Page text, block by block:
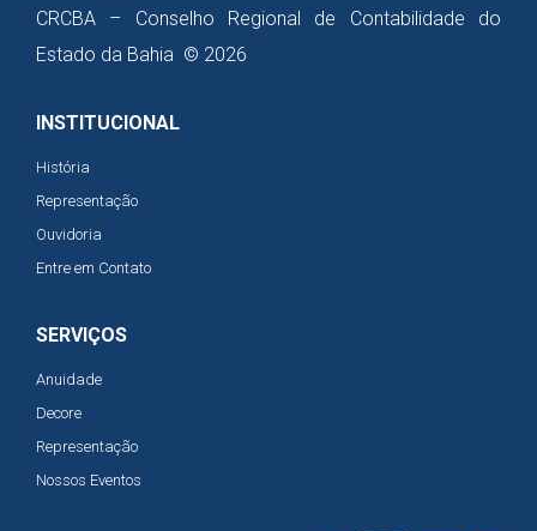
CRCBA – Conselho Regional de Contabilidade do
Estado da Bahia © 2026
INSTITUCIONAL
História
Representação
Ouvidoria
Entre em Contato
SERVIÇOS
Anuidade
Decore
Representação
Nossos Eventos